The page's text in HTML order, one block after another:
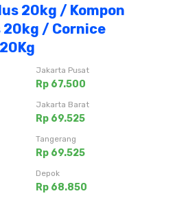
20kg / Kompon
20kg / Cornice
Jakarta Pusat
Rp 67.500
Jakarta Barat
Rp 69.525
Tangerang
Rp 69.525
Depok
Rp 68.850